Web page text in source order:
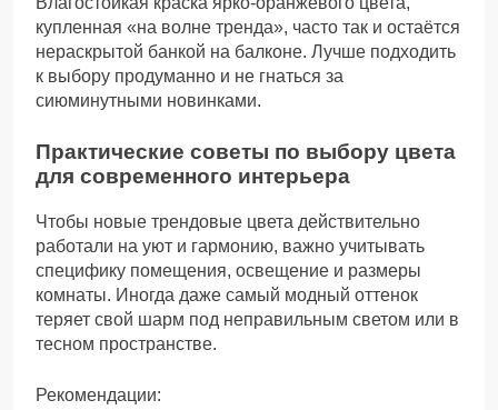
купленная «на волне тренда», часто так и остаётся
нераскрытой банкой на балконе. Лучше подходить
к выбору продуманно и не гнаться за
сиюминутными новинками.
Практические советы по выбору цвета
для современного интерьера
Чтобы новые трендовые цвета действительно
работали на уют и гармонию, важно учитывать
специфику помещения, освещение и размеры
комнаты. Иногда даже самый модный оттенок
теряет свой шарм под неправильным светом или в
тесном пространстве.
Рекомендации: